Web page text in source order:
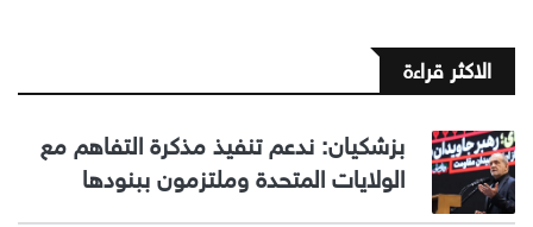
الاكثر قراءة
بزشكيان: ندعم تنفيذ مذكرة التفاهم مع
الولايات المتحدة وملتزمون ببنودها